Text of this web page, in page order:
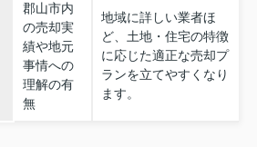
郡山市内
の売却実
績や地元
事情への
理解の有
無
地域に詳しい業者ほ
ど、土地・住宅の特徴
に応じた適正な売却プ
ランを立てやすくなり
ます。